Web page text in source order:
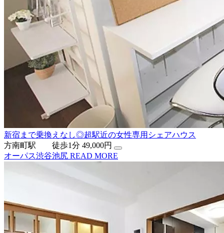
新宿まで乗換えなし◎超駅近の女性専用シェアハウス
方南町駅 徒歩1分 49,000円
オーパス渋谷池尻 READ MORE